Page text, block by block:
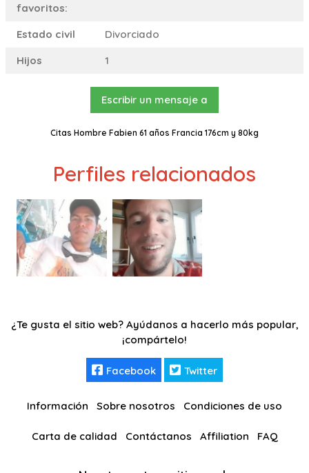
favoritos:
Estado civil
Divorciado
Hijos
1
Escribir un mensaje a
Citas Hombre Fabien 61 años Francia 176cm y 80kg
Perfiles relacionados
¿Te gusta el sitio web? Ayúdanos a hacerlo más popular,
¡compártelo!
Facebook Twitter
Información Sobre nosotros Condiciones de uso
Carta de calidad Contáctanos Affiliation FAQ